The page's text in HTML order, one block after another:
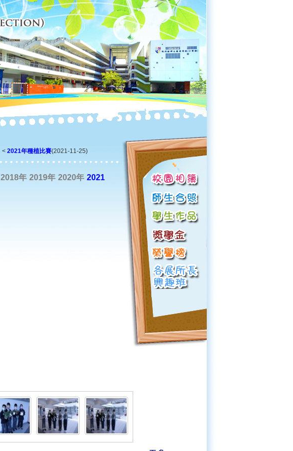
< 2021年種植比賽(2021-11-25)
2018年 2019年 2020年 2021